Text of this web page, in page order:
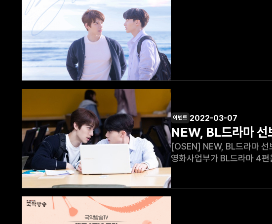
이벤트 2022-03-07
NEW, BL드라마
[OSEN] NEW, BL드라마 선보인다…'블루밍' 이달
영화사업부가 BL드라마 4편을 시작